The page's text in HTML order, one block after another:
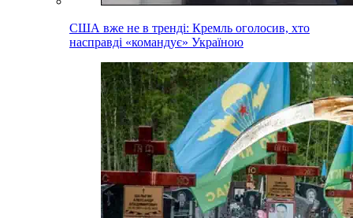
США вже не в тренді: Кремль оголосив, хто
насправді «командує» Україною